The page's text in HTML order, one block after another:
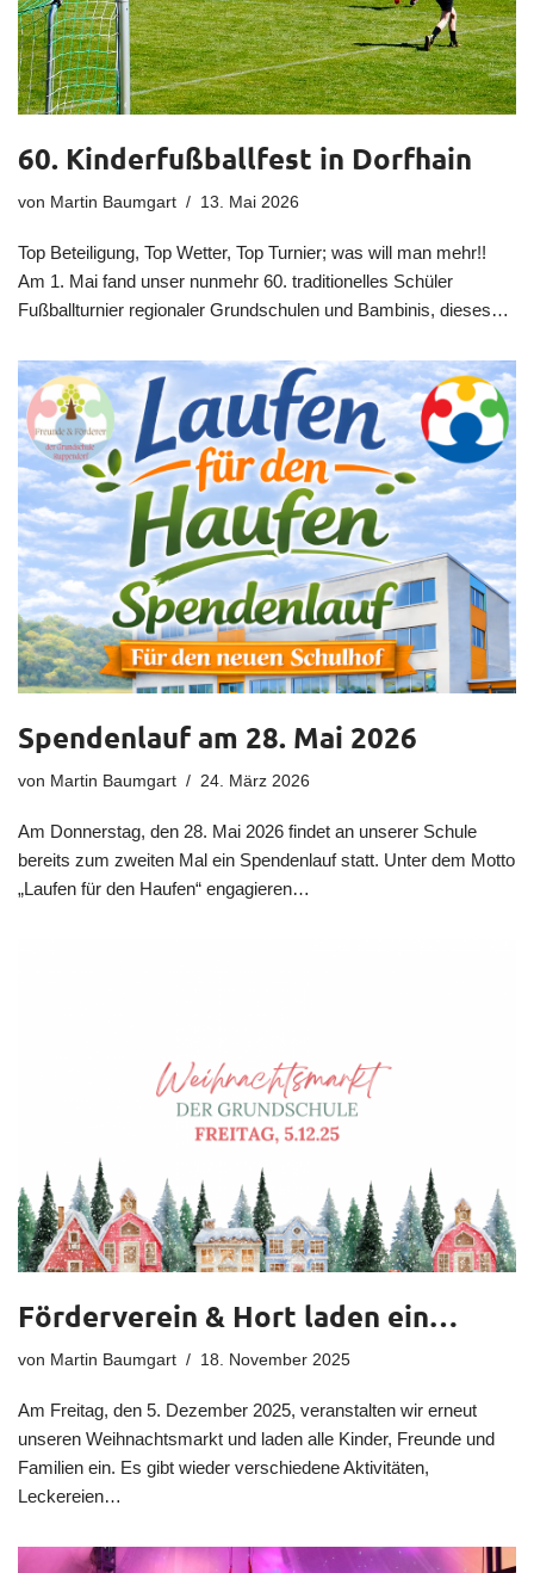
60. Kinderfußballfest in Dorfhain
von Martin Baumgart 13. Mai 2026
Top Beteiligung, Top Wetter, Top Turnier; was will man mehr!!
Am 1. Mai fand unser nunmehr 60. traditionelles Schüler
Fußballturnier regionaler Grundschulen und Bambinis, dieses…
Spendenlauf am 28. Mai 2026
von Martin Baumgart 24. März 2026
Am Donnerstag, den 28. Mai 2026 findet an unserer Schule
bereits zum zweiten Mal ein Spendenlauf statt. Unter dem Motto
„Laufen für den Haufen“ engagieren…
Förderverein & Hort laden ein…
von Martin Baumgart 18. November 2025
Am Freitag, den 5. Dezember 2025, veranstalten wir erneut
unseren Weihnachtsmarkt und laden alle Kinder, Freunde und
Familien ein. Es gibt wieder verschiedene Aktivitäten,
Leckereien…